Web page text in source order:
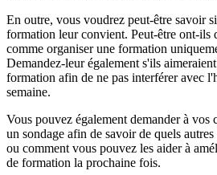
En outre, vous voudrez peut-être savoir
formation leur convient. Peut-être ont-ils
comme organiser une formation
Demandez-leur également s'ils
formation afin de ne pas interférer avec
semaine.
Vous pouvez également demander à vos
un sondage afin de savoir de quels
ou comment vous pouvez les aider à
de formation la prochaine fois.